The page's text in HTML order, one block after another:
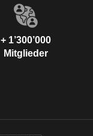
+ 1’300’000
Mitglieder